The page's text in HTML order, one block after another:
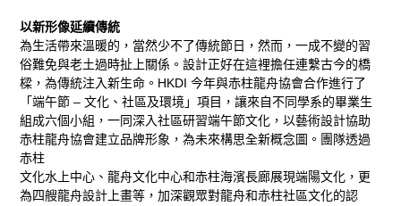
以新形像延續傳統
為生活帶來溫暖的，當然少不了傳統節日，然而，一成不變的習
俗難免與老土過時扯上關係。設計正好在這裡擔任連繫古今的橋
樑，為傳統注入新生命。HKDI 今年與赤柱龍舟協會合作進行了
「端午節 – 文化、社區及環境」項目，讓來自不同學系的畢業生
組成六個小組，一同深入社區研習端午節文化，以藝術設計協助
赤柱龍舟協會建立品牌形象，為未來構思全新概念圖。團隊透過
赤柱
文化水上中心、龍舟文化中心和赤柱海濱長廊展現端陽文化，更
為四艘龍舟設計上畫等，加深觀眾對龍舟和赤柱社區文化的認